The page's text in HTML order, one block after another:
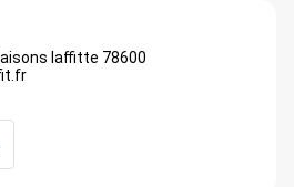
laffitte 78600